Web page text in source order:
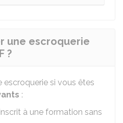
une escroquerie
?
si vous êtes
:
à une formation sans